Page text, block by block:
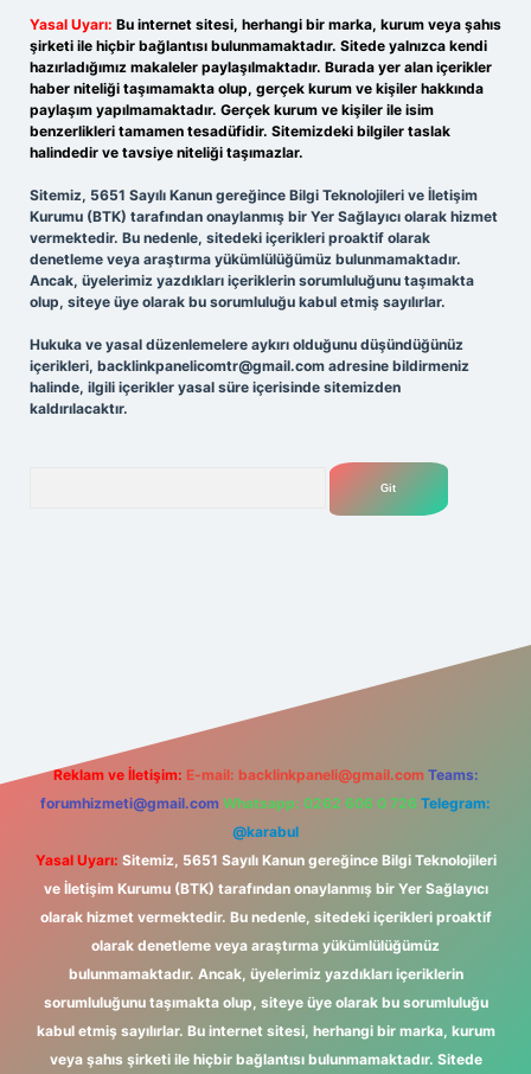
Yasal Uyarı: Bu internet sitesi, herhangi bir marka, kurum veya şahıs
şirketi ile hiçbir bağlantısı bulunmamaktadır. Sitede yalnızca kendi
hazırladığımız makaleler paylaşılmaktadır. Burada yer alan içerikler
haber niteliği taşımamakta olup, gerçek kurum ve kişiler hakkında
paylaşım yapılmamaktadır. Gerçek kurum ve kişiler ile isim
benzerlikleri tamamen tesadüfidir. Sitemizdeki bilgiler taslak
halindedir ve tavsiye niteliği taşımazlar.
Sitemiz, 5651 Sayılı Kanun gereğince Bilgi Teknolojileri ve İletişim
Kurumu (BTK) tarafından onaylanmış bir Yer Sağlayıcı olarak hizmet
vermektedir. Bu nedenle, sitedeki içerikleri proaktif olarak
denetleme veya araştırma yükümlülüğümüz bulunmamaktadır.
Ancak, üyelerimiz yazdıkları içeriklerin sorumluluğunu taşımakta
olup, siteye üye olarak bu sorumluluğu kabul etmiş sayılırlar.
Hukuka ve yasal düzenlemelere aykırı olduğunu düşündüğünüz
içerikleri, backlinkpanelicomtr@gmail.com adresine bildirmeniz
halinde, ilgili içerikler yasal süre içerisinde sitemizden
kaldırılacaktır.
Reklam ve İletişim: E-mail: backlinkpaneli@gmail.com Teams:
forumhizmeti@gmail.com Whatsapp: 0262 606 0 726 Telegram:
@karabul
Yasal Uyarı: Sitemiz, 5651 Sayılı Kanun gereğince Bilgi Teknolojileri
ve İletişim Kurumu (BTK) tarafından onaylanmış bir Yer Sağlayıcı
olarak hizmet vermektedir. Bu nedenle, sitedeki içerikleri proaktif
olarak denetleme veya araştırma yükümlülüğümüz
bulunmamaktadır. Ancak, üyelerimiz yazdıkları içeriklerin
sorumluluğunu taşımakta olup, siteye üye olarak bu sorumluluğu
kabul etmiş sayılırlar. Bu internet sitesi, herhangi bir marka, kurum
veya şahıs şirketi ile hiçbir bağlantısı bulunmamaktadır. Sitede